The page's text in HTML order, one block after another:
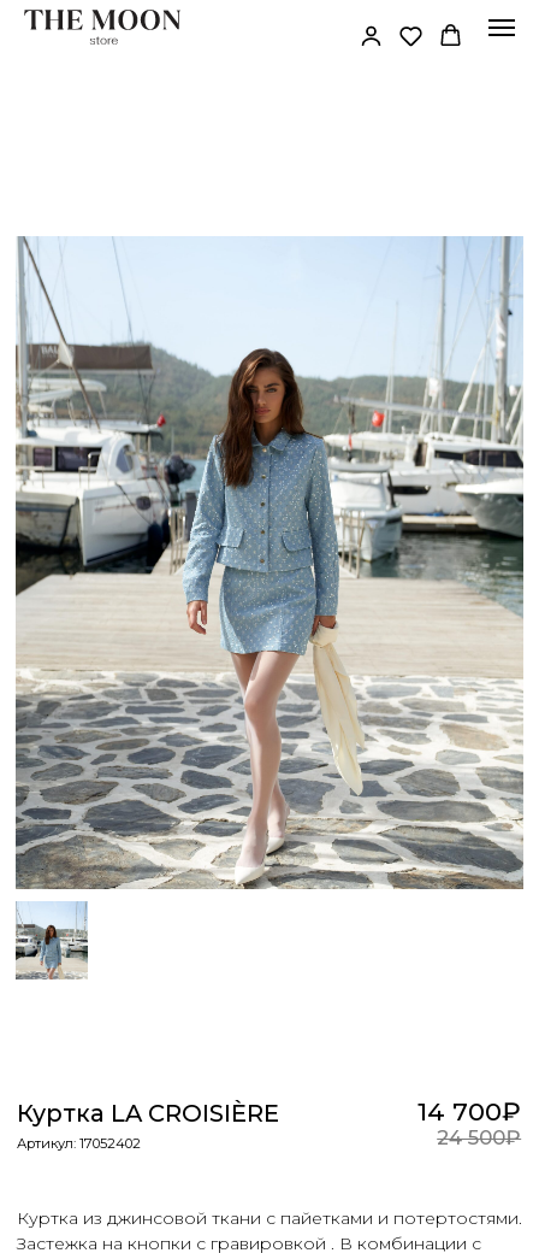
Куртка из джинсовой ткани с пайетками и потертостями.
Застежка на кнопки с гравировкой . В комбинации с
юбкой LA CROISIÈRE яркое и блистательное лето вам
точно обеспечено.
ДОБАВИТЬ В КОРЗИНУ
Куртка LA CROISIÈRE 14 700₽
Артикул: 17052402
Уход за товаром
Размер:
24 500₽